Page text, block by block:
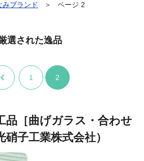
みブランド ＞ ページ 2
選された逸品
前へ
1
2
品［曲げガラス・合わせ
子工業株式会社）